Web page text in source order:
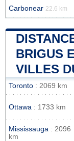
Carbonear 22.6 km
BRIGUS
VILLES
Toronto : 2069 km
Ottawa : 1733 km
Mississauga : 2096
km